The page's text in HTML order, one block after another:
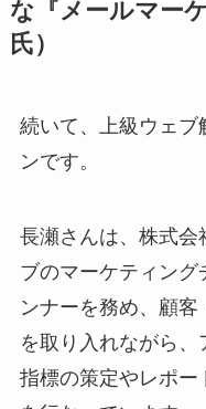
な『メールマー
氏）
続いて、上級ウェブ
ンです。
長瀬さんは、株式会
ブのマーケティング
ンナーを務め、顧
を取り入れながら
指標の策定やレポー